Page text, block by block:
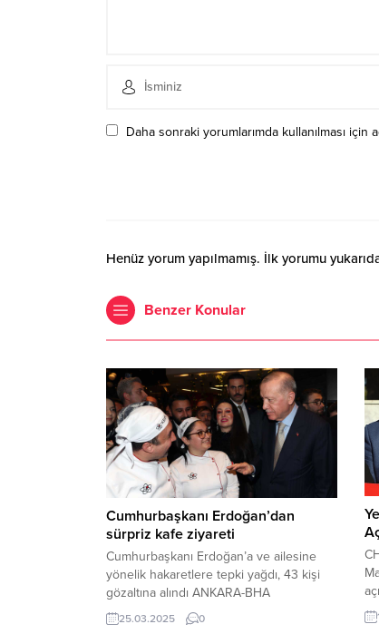
Daha sonraki yorumlarımda kullanılması
Henüz yorum yapılmamış. İlk yorumu
Benzer Konular
Cumhurbaşkanı Erdoğan’dan
sürpriz kafe ziyareti
Cumhurbaşkanı Erdoğan’a ve ailesine
yönelik hakaretlere tepki yağdı, 43 kişi
gözaltına alındı ANKARA-BHA
Cumhurbaşkanı Recep Tayyip Erdoğan,
Beştepe Millet Sergi Salonu’nda
25.03.2025 0